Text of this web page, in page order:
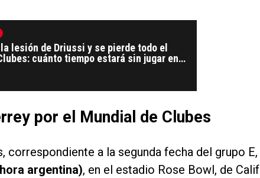
lesión de Driussi y se pierde todo el
cuánto tiempo estará sin jugar en
por el Mundial de Clubes
a la segunda fecha del grupo E,
argentina), en el estadio Rose Bowl, de